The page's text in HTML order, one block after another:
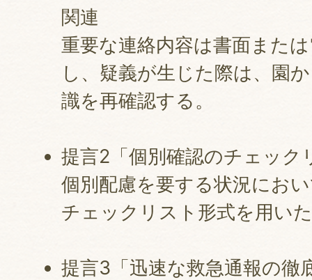
関連
重要な連絡内容は書面また
し、疑義が生じた際は、園
識を再確認する。
提言2「個別確認のチェック
個別配慮を要する状況にお
チェックリスト形式を用い
提言3「迅速な救急通報の徹